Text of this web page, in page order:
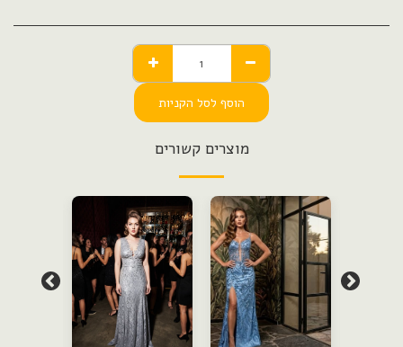
הוסף לסל הקניות
מוצרים קשורים